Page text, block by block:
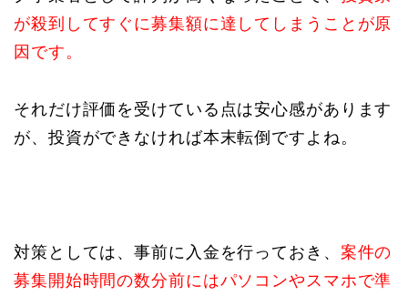
が殺到してすぐに募集額に達してしまうことが原
因です。
それだけ評価を受けている点は安心感があります
が、投資ができなければ本末転倒ですよね。
対策としては、事前に入金を行っておき、 案件の
募集開始時間の数分前にはパソコンやスマホで準